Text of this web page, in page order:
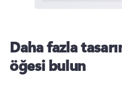
Daha fazla
öğesi bulun